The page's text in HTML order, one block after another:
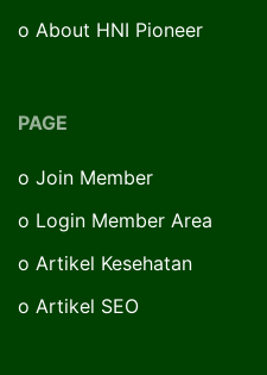
o About HNI Pioneer
PAGE
o Join Member
o Login Member Area
o Artikel Kesehatan
o Artikel SEO